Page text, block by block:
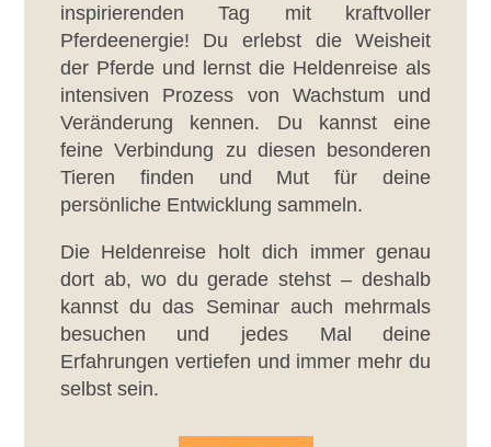
inspirierenden Tag mit kraftvoller
Pferdeenergie! Du erlebst die Weisheit
der Pferde und lernst die Heldenreise als
intensiven Prozess von Wachstum und
Veränderung kennen. Du kannst eine
feine Verbindung zu diesen besonderen
Tieren finden und Mut für deine
persönliche Entwicklung sammeln.
Die Heldenreise holt dich immer genau
dort ab, wo du gerade stehst – deshalb
kannst du das Seminar auch mehrmals
besuchen und jedes Mal deine
Erfahrungen vertiefen und immer mehr du
selbst sein.